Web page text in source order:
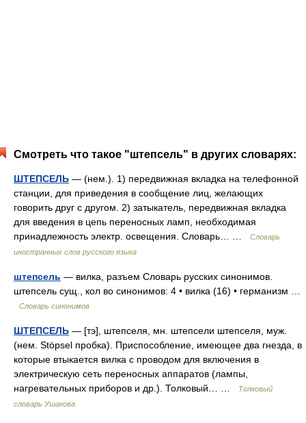
Смотреть что такое "штепсель" в других словарях:
ШТЕПСЕЛЬ — (нем.). 1) передвижная вкладка на телефонной
станции, для приведения в сообщение лиц, желающих
говорить друг с другом. 2) затыкатель, передвижная вкладка
для введения в цепь переносных ламп, необходимая
принадлежность электр. освещения. Словарь… …
Словарь
иностранных слов русского языка
штепсель — вилка, разъем Словарь русских синонимов.
штепсель сущ., кол во синонимов: 4 • вилка (16) • германизм …
Словарь синонимов
ШТЕПСЕЛЬ — [тэ], штепселя, мн. штепсели штепселя, муж.
(нем. Stöpsel пробка). Приспособление, имеющее два гнезда, в
которые втыкается вилка с проводом для включения в
электрическую сеть переносных аппаратов (лампы,
нагревательных приборов и др.). Толковый… …
Толковый
словарь Ушакова